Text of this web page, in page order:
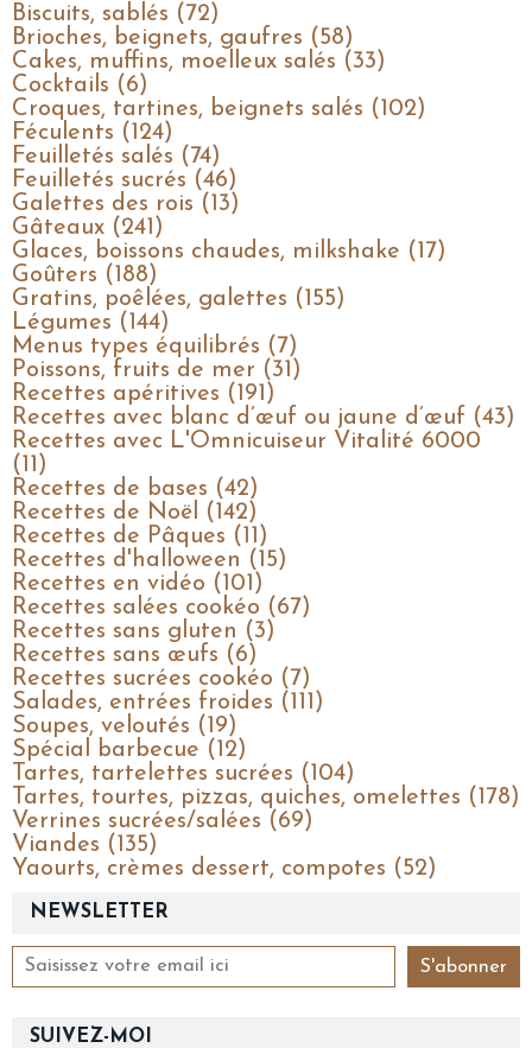
NEWSLETTER
SUIVEZ-MOI
Biscuits, sablés (72)
Brioches, beignets, gaufres (58)
Cakes, muffins, moelleux salés (33)
Cocktails (6)
Croques, tartines, beignets salés (102)
Féculents (124)
Feuilletés salés (74)
Feuilletés sucrés (46)
Galettes des rois (13)
Gâteaux (241)
Glaces, boissons chaudes, milkshake (17)
Goûters (188)
Gratins, poêlées, galettes (155)
Légumes (144)
Menus types équilibrés (7)
Poissons, fruits de mer (31)
Recettes apéritives (191)
Recettes avec blanc d’œuf ou jaune d’œuf (43)
Recettes avec L'Omnicuiseur Vitalité 6000
(11)
Recettes de bases (42)
Recettes de Noël (142)
Recettes de Pâques (11)
Recettes d'halloween (15)
Recettes en vidéo (101)
Recettes salées cookéo (67)
Recettes sans gluten (3)
Recettes sans œufs (6)
Recettes sucrées cookéo (7)
Salades, entrées froides (111)
Soupes, veloutés (19)
Spécial barbecue (12)
Tartes, tartelettes sucrées (104)
Tartes, tourtes, pizzas, quiches, omelettes (178)
Verrines sucrées/salées (69)
Viandes (135)
Yaourts, crèmes dessert, compotes (52)